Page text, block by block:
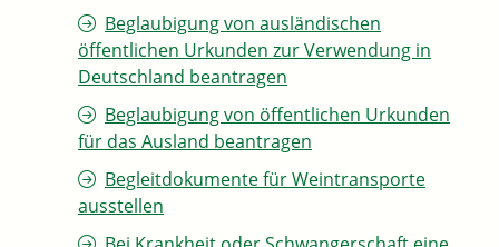
Beglaubigung von ausländischen
öffentlichen Urkunden zur Verwendung in
Deutschland beantragen
Beglaubigung von öffentlichen Urkunden
für das Ausland beantragen
Begleitdokumente für Weintransporte
ausstellen